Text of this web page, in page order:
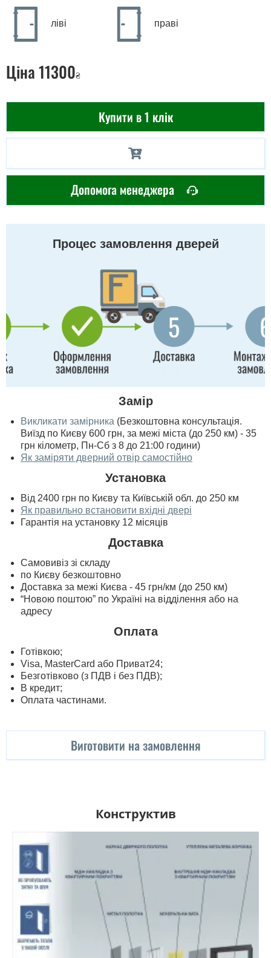
ліві праві
Ціна11300₴
Купити в 1 клік
Допомога менеджера
Процес замовлення дверей
Замір
Викликати замірника (Безкоштовна консультація.
Виїзд по Києву 600 грн, за межі міста (до 250 км) - 35
грн кілометр, Пн-Сб з 8 до 21:00 години)
Як заміряти дверний отвір самостійно
Установка
Від 2400 грн по Києву та Київській обл. до 250 км
Як правильно встановити вхідні двері
Гарантія на установку 12 місяців
Доставка
Самовивіз зі складу
по Києву безкоштовно
Доставка за межі Києва - 45 грн/км (до 250 км)
“Новою поштою” по Україні на відділення або на
адресу
Оплата
Готівкою;
Visa, MasterСard або Приват24;
Безготівково (з ПДВ і без ПДВ);
В кредит;
Оплата частинами.
Виготовити на замовлення
Конструктив